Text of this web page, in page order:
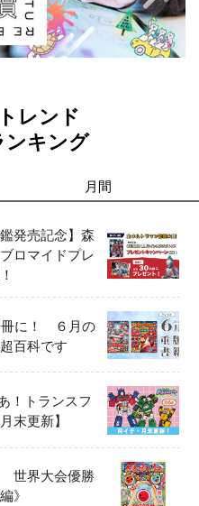
レンド
ンキング
月間
発売記念】森
ロマイドプレ
冊に！ ６月の
百科です
！トランスフ
末更新】
世界大会優勝
》